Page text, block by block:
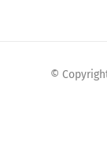
©